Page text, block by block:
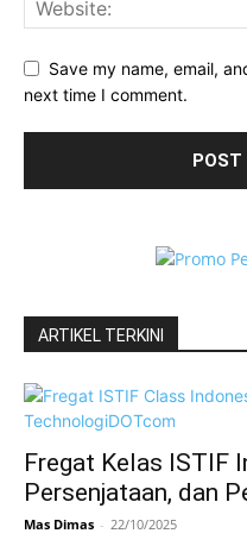
Save my name, email,
next time I comment.
ARTIKEL TERKINI
Fregat Kelas ISTIF
Persenjataan, dan
Mas Dimas - 22/10/2025